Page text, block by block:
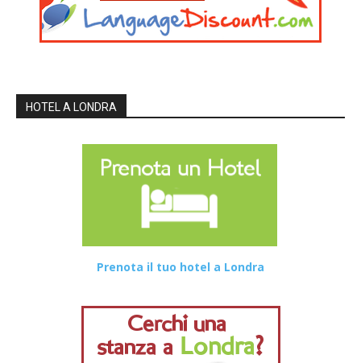
HOTEL A LONDRA
Prenota il tuo hotel a Londra